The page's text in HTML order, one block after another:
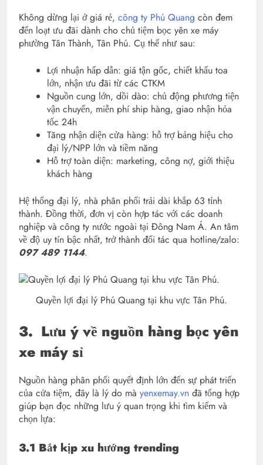
Không dừng lại ở giá rẻ, công ty Phú Quang còn đem
đến loạt ưu đãi dành cho chủ tiệm bọc yên xe máy
phường Tân Thành, Tân Phú. Cụ thể như sau:
Lợi nhuận hấp dẫn: giá tận gốc, chiết khấu toa
lớn, nhận ưu đãi từ các CTKM
Nguồn cung lớn, dồi dào: chủ động phương tiện
vận chuyển, miễn phí ship hàng, giao nhận hỏa
tốc 24h
Tăng nhận diện cửa hàng: hỗ trợ bảng hiệu cho
đại lý/NPP lớn và tiềm năng
Hỗ trợ toàn diện: marketing, công nợ, giới thiệu
khách hàng
Hệ thống đại lý, nhà phân phối trải dài khắp 63 tỉnh
thành. Đồng thời, đơn vị còn hợp tác với các doanh
nghiệp và công ty nước ngoài tại Đông Nam Á. An tâm
về độ uy tín bậc nhất, trở thành đối tác qua hotline/zalo:
097 489 1144.
Quyền lợi đại lý Phú Quang tại khu vực Tân Phú.
3. Lưu ý về nguồn hàng bọc yên
xe máy sỉ
Nguồn hàng phân phối quyết định lớn đến sự phát triển
của cửa tiệm, đây là lý do mà yenxemay.vn đã tổng hợp
giúp bạn đọc những lưu ý quan trọng khi tìm kiếm và
chọn lựa:
3.1 Bắt kịp xu hướng trending